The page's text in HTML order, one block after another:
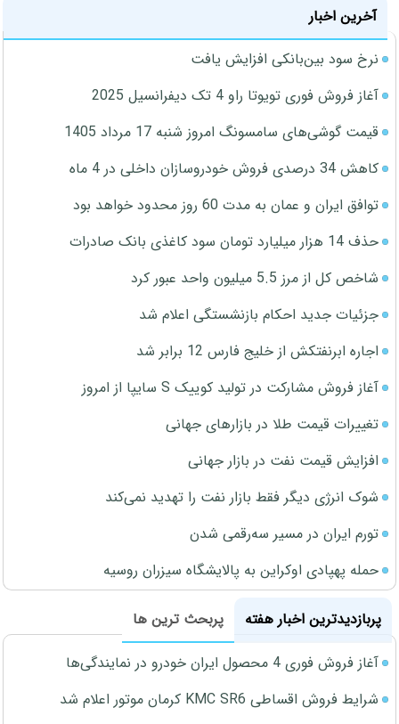
آخرین اخبار
نرخ سود بین‌بانکی افزایش یافت
آغاز فروش فوری تویوتا راو 4 تک دیفرانسیل 2025
قیمت گوشی‌های سامسونگ امروز شنبه 17 مرداد 1405
کاهش 34 درصدی فروش خودروسازان داخلی در 4 ماه
توافق ایران و عمان به مدت 60 روز محدود خواهد بود
حذف 14 هزار میلیارد تومان سود کاغذی بانک صادرات
شاخص کل از مرز 5.5 میلیون واحد عبور کرد
جزئیات جدید احکام بازنشستگی اعلام شد
اجاره ابرنفتکش از خلیج فارس 12 برابر شد
آغاز فروش مشارکت در تولید کوییک S سایپا از امروز
تغییرات قیمت طلا در بازارهای جهانی
افزایش قیمت نفت در بازار جهانی
شوک انرژی دیگر فقط بازار نفت را تهدید نمی‌کند
تورم ایران در مسیر سه‌رقمی شدن
حمله پهپادی اوکراین به پالایشگاه سیزران روسیه
پربازدیدترین اخبار هفته
پربحث ترین ها
آغاز فروش فوری 4 محصول ایران خودرو در نمایندگی‌ها
شرایط فروش اقساطی KMC SR6 کرمان موتور اعلام شد